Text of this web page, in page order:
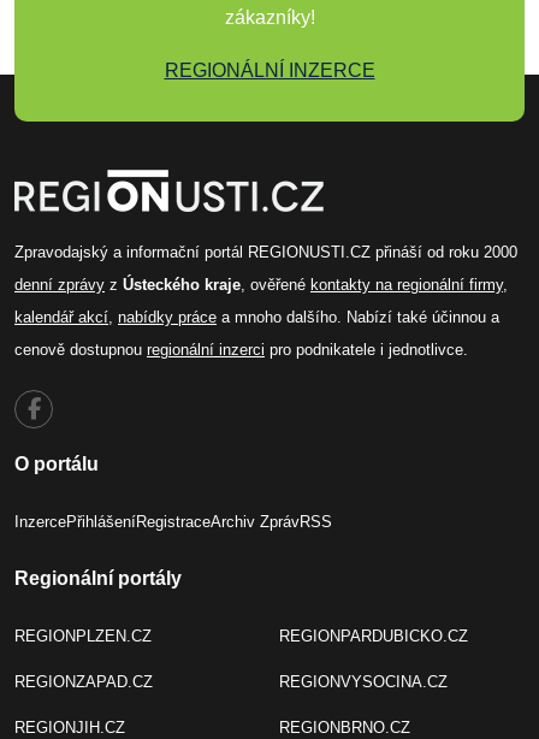
zákazníky!
REGIONÁLNÍ INZERCE
Zpravodajský a informační portál REGIONUSTI.CZ přináší od roku 2000
denní zprávy z Ústeckého kraje, ověřené kontakty na regionální firmy,
kalendář akcí, nabídky práce a mnoho dalšího. Nabízí také účinnou a
cenově dostupnou regionální inzerci pro podnikatele i jednotlivce.
O portálu
InzercePřihlášeníRegistraceArchiv ZprávRSS
Regionální portály
REGIONPLZEN.CZ
REGIONZAPAD.CZ
REGIONJIH.CZ
REGIONPARDUBICKO.CZ
REGIONVYSOCINA.CZ
REGIONBRNO.CZ